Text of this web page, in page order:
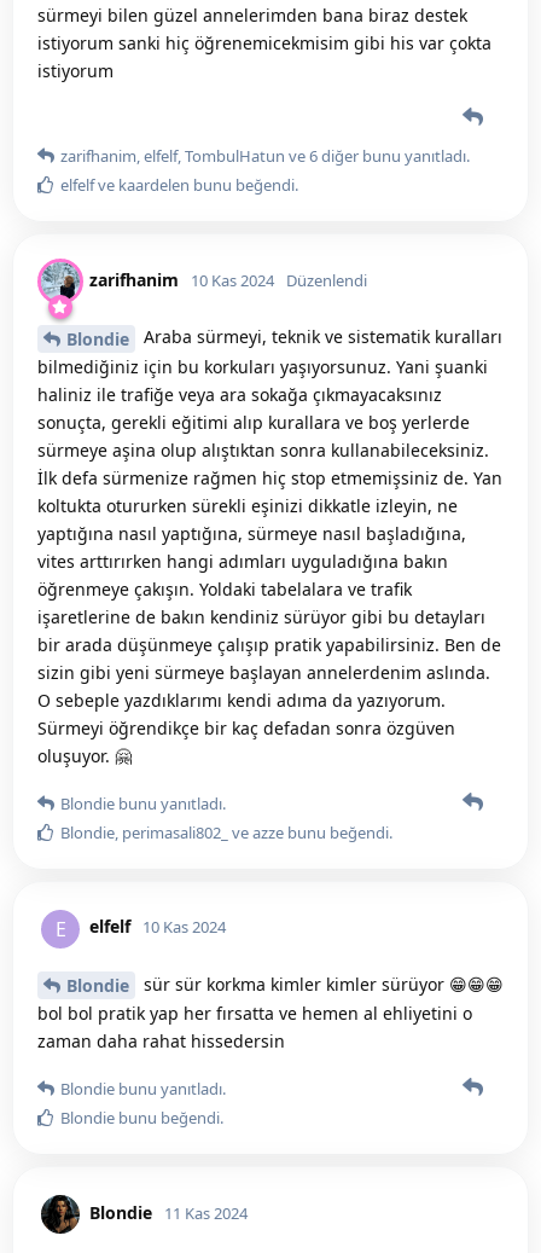
sürmeyi bilen güzel annelerimden bana biraz destek
istiyorum sanki hiç öğrenemicekmisim gibi his var çokta
istiyorum
zarifhanim,elfelf,TombulHatun ve6diğer bunu yanıtladı.
elfelfve kaardelen bunu beğendi.
zarifhanim 10 Kas 2024 Düzenlendi
Blondie
Araba sürmeyi, teknik ve sistematik kuralları
bilmediğiniz için bu korkuları yaşıyorsunuz. Yani şuanki
haliniz ile trafiğe veya ara sokağa çıkmayacaksınız
sonuçta, gerekli eğitimi alıp kurallara ve boş yerlerde
sürmeye aşina olup alıştıktan sonra kullanabileceksiniz.
İlk defa sürmenize rağmen hiç stop etmemişsiniz de. Yan
koltukta otururken sürekli eşinizi dikkatle izleyin, ne
yaptığına nasıl yaptığına, sürmeye nasıl başladığına,
vites arttırırken hangi adımları uyguladığına bakın
öğrenmeye çakışın. Yoldaki tabelalara ve trafik
işaretlerine de bakın kendiniz sürüyor gibi bu detayları
bir arada düşünmeye çalışıp pratik yapabilirsiniz. Ben de
sizin gibi yeni sürmeye başlayan annelerdenim aslında.
O sebeple yazdıklarımı kendi adıma da yazıyorum.
Sürmeyi öğrendikçe bir kaç defadan sonra özgüven
oluşuyor. 🤗
Blondie bunu yanıtladı.
Blondie perimasali802_ veazze bunu beğendi.
E elfelf 10 Kas 2024
Blondie
sür sür korkma kimler kimler sürüyor 😁😁😁
bol bol pratik yap her fırsatta ve hemen al ehliyetini o
zaman daha rahat hissedersin
Blondie bunu yanıtladı.
Blondie bunu beğendi.
Blondie 11 Kas 2024